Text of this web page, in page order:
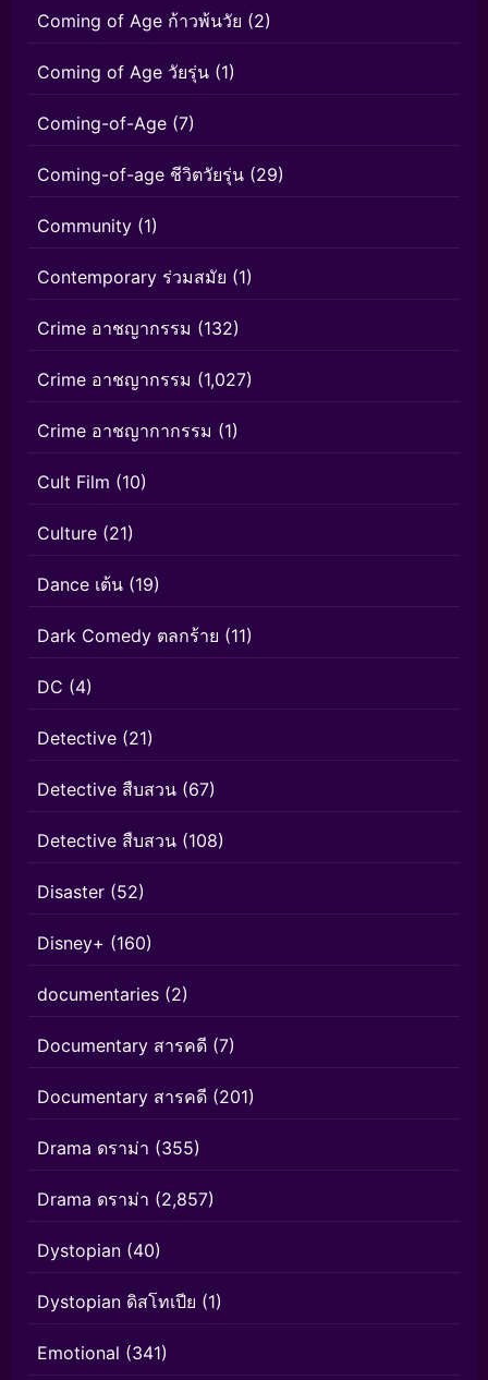
Coming of Age ก้าวพ้นวัย (2)
Coming of Age วัยรุ่น (1)
Coming-of-Age (7)
Coming-of-age ชีวิตวัยรุ่น (29)
Community (1)
Contemporary ร่วมสมัย (1)
Crime อาชญากรรม (132)
Crime อาชญากรรม (1,027)
Crime อาชญากากรรม (1)
Cult Film (10)
Culture (21)
Dance เต้น (19)
Dark Comedy ตลกร้าย (11)
DC (4)
Detective (21)
Detective สืบสวน (67)
Detective สืบสวน (108)
Disaster (52)
Disney+ (160)
documentaries (2)
Documentary สารคดี (7)
Documentary สารคดี (201)
Drama ดราม่า (355)
Drama ดราม่า (2,857)
Dystopian (40)
Dystopian ดิสโทเปีย (1)
Emotional (341)